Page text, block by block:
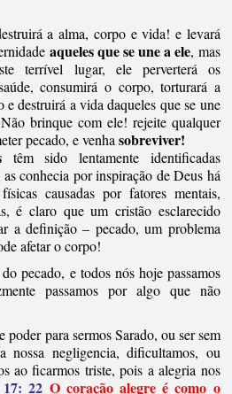
a alma, corpo e vida! e levará
aqueles que se une a ele, mas
terrível lugar, ele perverterá os
consumirá o corpo, torturará a
e destruirá a vida daqueles que se une
Não brinque com ele! rejeite qualquer
pecado, e venhasobreviver!
têm sido lentamente identificadas
conhecia por inspiração de Deus há
causadas por fatores mentais,
é claro que um cristão esclarecido
a definição – pecado, um problema
afetar o corpo!
pecado, e todos nós hoje passamos
passamos por algo que não
poder para sermos Sarado, ou ser sem
nossa negligencia, dificultamos, ou
ao ficarmos triste, pois a alegria nos
22 O coração alegre é como o